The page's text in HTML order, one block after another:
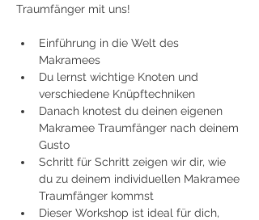
Traumfänger mit uns!
Einführung in die Welt des
Makramees
Du lernst wichtige Knoten und
verschiedene Knüpftechniken
Danach knotest du deinen eigenen
Makramee Traumfänger nach deinem
Gusto
Schritt für Schritt zeigen wir dir, wie
du zu deinem individuellen Makramee
Traumfänger kommst
Dieser Workshop ist ideal für dich,